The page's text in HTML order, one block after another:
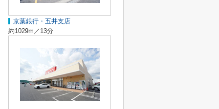
京葉銀行・五井支店
約1029m／13分